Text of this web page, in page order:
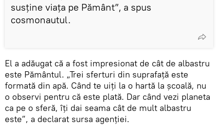
susține viața pe Pământ”, a spus
cosmonautul.
El a adăugat că a fost impresionat de cât de albastru
este Pământul. „Trei sferturi din suprafață este
formată din apă. Când te uiți la o hartă la școală, nu
o observi pentru că este plată. Dar când vezi planeta
ca pe o sferă, îți dai seama cât de mult albastru
este”, a declarat sursa agenției.